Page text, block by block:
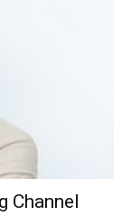
Channel